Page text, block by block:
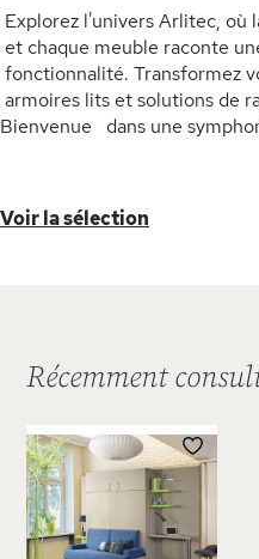
Explorez l'univers Arlitec, où
et chaque meuble raconte
fonctionnalité. Transformez
armoires lits et solutions de
Bienvenue dans une
Voir la sélection
Récemment
À